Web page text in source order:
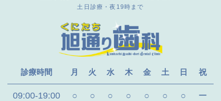
土日診療・夜19時まで
診療時間 月 火 水 木 金 土 日 祝
09:00-19:00 ○ ○ ○ ○ ○ ○ ○ ー